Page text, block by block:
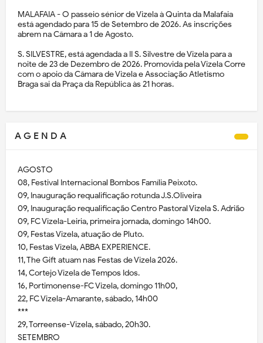
MALAFAIA - O passeio sénior de Vizela à Quinta da Malafaia
está agendado para 15 de Setembro de 2026. As inscrições
abrem na Câmara a 1 de Agosto.
S. SILVESTRE, está agendada a II S. Silvestre de Vizela para a
noite de 23 de Dezembro de 2026. Promovida pela Vizela Corre
com o apoio da Câmara de Vizela e Associação Atletismo
Braga sai da Praça da República às 21 horas.
A G E N D A
AGOSTO
08, Festival Internacional Bombos Família Peixoto.
09, Inauguração requalificação rotunda J.S.Oliveira
09, Inauguração requalificação Centro Pastoral Vizela S. Adrião
09, FC Vizela-Leiria, primeira jornada, domingo 14h00.
09, Festas Vizela, atuação de Pluto.
10, Festas Vizela, ABBA EXPERIENCE.
11, The Gift atuam nas Festas de Vizela 2026.
14, Cortejo Vizela de Tempos Idos.
16, Portimonense-FC Vizela, domingo 11h00,
22, FC Vizela-Amarante, sábado, 14h00
***
29, Torreense-Vizela, sábado, 20h30.
SETEMBRO